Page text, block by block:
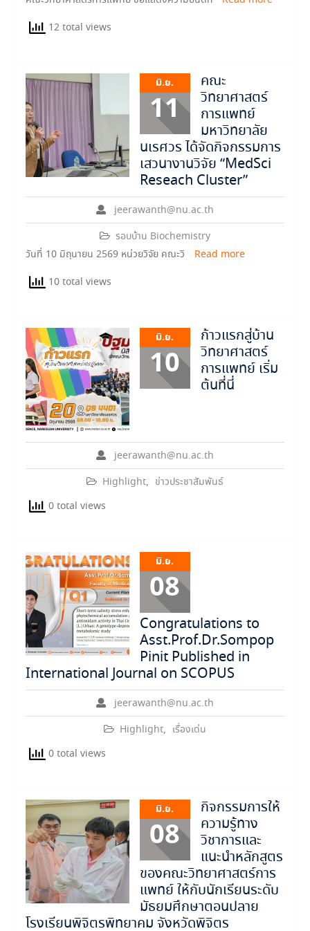
12 total views
มิ.ย.
11
คณะ
วิทยาศาสตร์
การแพทย์
มหาวิทยาลัย
นเรศวร ได้จัดกิจกรรมการ
เสวนางานวิจัย “MedSci
Reseach Cluster”
jeerawanth@nu.ac.th
รอบบ้าน Biochemistry
วันที่ 10 มิถุนายน 2569 หน่วยวิจัย คณะวิ
Read more
10 total views
มิ.ย.
10
ก้าวแรกสู่บ้าน
วิทยาศาสตร์
การแพทย์ เริ่ม
ต้นที่นี่
jeerawanth@nu.ac.th
Highlight, ข่าวประชาสัมพันธ์
0 total views
มิ.ย.
08
Congratulations to
Asst.Prof.Dr.Sompop
Pinit Published in
International Journal on SCOPUS
jeerawanth@nu.ac.th
Highlight, เรื่องเด่น
0 total views
มิ.ย.
08
กิจกรรมการให้
ความรู้ทาง
วิชาการและ
แนะนำหลักสูตร
ของคณะวิทยาศาสตร์การ
แพทย์ ให้กับนักเรียนระดับ
มัธยมศึกษาตอนปลาย
โรงเรียนพิจิตรพิทยาคม จังหวัดพิจิตร